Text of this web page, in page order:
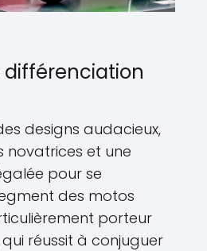
différenciation
designs audacieux,
novatrices et une
pour se
des motos
porteur
réussit à conjuguer